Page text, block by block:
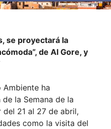
se proyectará la
de Al Gore, y
Ambiente ha
la Semana de la
21 al 27 de abril,
como la visita del